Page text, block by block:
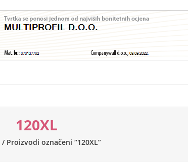
120XL
/ Proizvodi označeni “120XL”